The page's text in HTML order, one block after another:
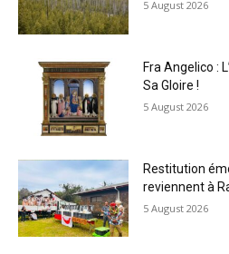
5 August 2026
Fra Angelico :
Sa Gloire !
5 August 2026
Restitution
reviennent à
5 August 2026